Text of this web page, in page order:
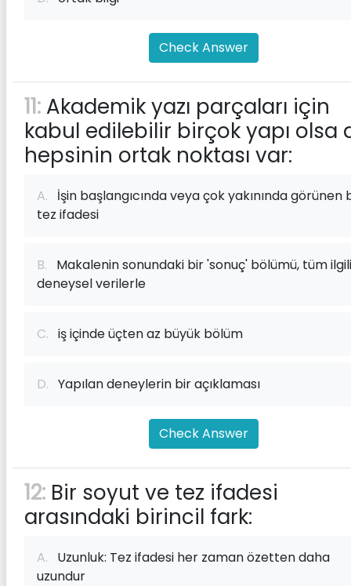
Check Answer
11: Akademik yazı parçaları için
kabul edilebilir birçok yapı olsa
hepsinin ortak noktası var:
A. İşin başlangıcında veya çok yakınında görünen
tez ifadesi
B. Makalenin sonundaki bir 'sonuç' bölümü, tüm ilgili
deneysel verilerle
C. iş içinde üçten az büyük bölüm
D. Yapılan deneylerin bir açıklaması
Check Answer
12: Bir soyut ve tez ifadesi
arasındaki birincil fark:
A. Uzunluk: Tez ifadesi her zaman özetten daha
uzundur